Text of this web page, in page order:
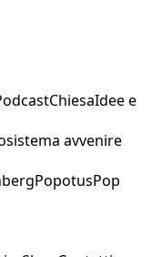
ChiesaIdee e
avvenire
PopotusPop